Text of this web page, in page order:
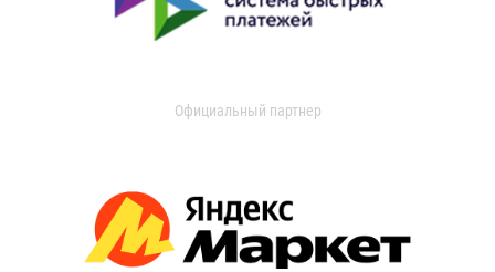
Официальный партнер